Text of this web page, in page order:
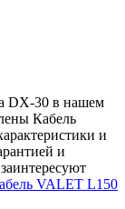
DX-30 в нашем
Кабель
и
и
VALET L150